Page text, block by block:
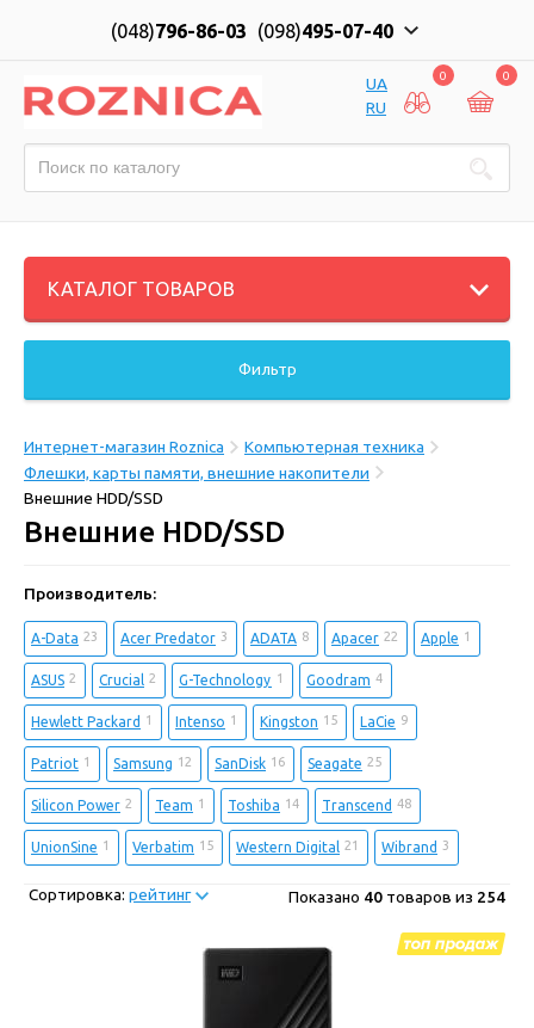
(048)796-86-03 (098)495-07-40
UA
RU
0 0
КАТАЛОГ ТОВАРОВ
Фильтр
Интернет-магазин Roznica
Компьютерная техника
Флешки, карты памяти, внешние накопители
Внешние HDD/SSD
Внешние HDD/SSD
Производитель:
A-Data 23 Acer Predator 3 ADATA 8 Apacer 22 Apple 1
ASUS 2 Crucial 2 G-Technology 1 Goodram 4
Hewlett Packard 1 Intenso 1 Kingston 15 LaCie 9
Patriot 1 Samsung 12 SanDisk 16 Seagate 25
Silicon Power 2 Team 1 Toshiba 14 Transcend 48
UnionSine 1 Verbatim 15 Western Digital 21 Wibrand 3
Сортировка: рейтинг Показано 40 товаров из 254